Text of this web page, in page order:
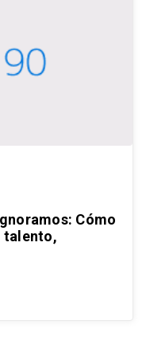
Cómo
talento,